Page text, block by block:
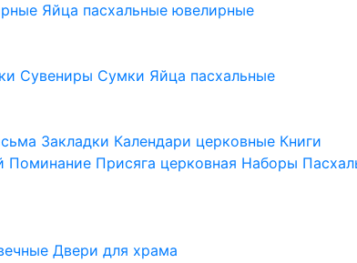
Яйца пасхальные ювелирные
Сувениры Сумки Яйца пасхальные
Закладки Календари церковные Книги
Поминание Присяга церковная Наборы
Двери для храма